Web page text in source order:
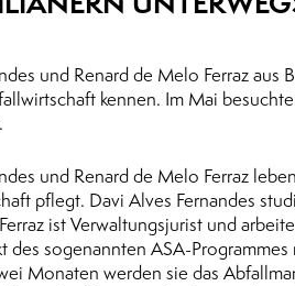
und Renard de Melo Ferraz
kennen. Im Mai
und Renard de Melo Ferraz
pflegt. Davi Alves Fernandes
ist Verwaltungsjurist und
des sogenannten ASA-
Monaten werden sie das